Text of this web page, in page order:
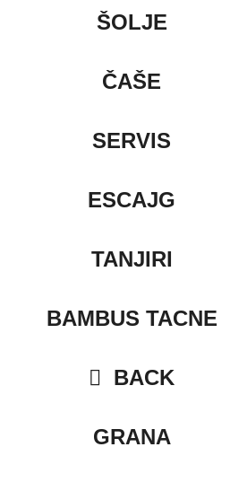
ŠOLJE
ČAŠE
SERVIS
ESCAJG
TANJIRI
BAMBUS TACNE
BACK
GRANA